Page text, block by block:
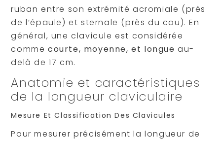
ruban entre son extrémité acromiale (près
de l’épaule) et sternale (près du cou). En
général, une clavicule est considérée
comme courte, moyenne, et longue au-
delà de 17 cm.
Anatomie et caractéristiques
de la longueur claviculaire
Mesure Et Classification Des Clavicules
Pour mesurer précisément la longueur de